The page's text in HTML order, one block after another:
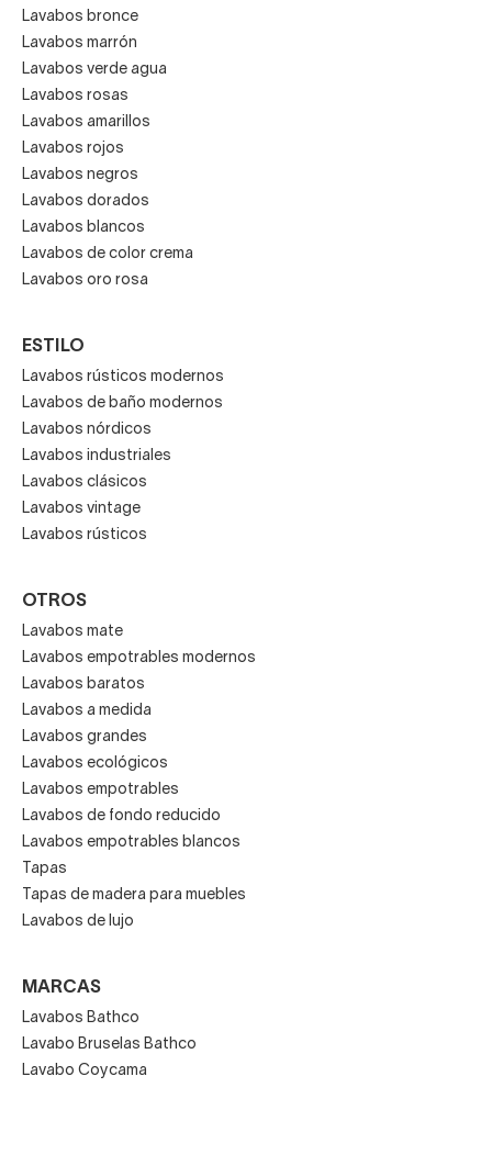
Lavabos bronce
Lavabos marrón
Lavabos verde agua
Lavabos rosas
Lavabos amarillos
Lavabos rojos
Lavabos negros
Lavabos dorados
Lavabos blancos
Lavabos de color crema
Lavabos oro rosa
ESTILO
Lavabos rústicos modernos
Lavabos de baño modernos
Lavabos nórdicos
Lavabos industriales
Lavabos clásicos
Lavabos vintage
Lavabos rústicos
OTROS
Lavabos mate
Lavabos empotrables modernos
Lavabos baratos
Lavabos a medida
Lavabos grandes
Lavabos ecológicos
Lavabos empotrables
Lavabos de fondo reducido
Lavabos empotrables blancos
Tapas
Tapas de madera para muebles
Lavabos de lujo
MARCAS
Lavabos Bathco
Lavabo Bruselas Bathco
Lavabo Coycama